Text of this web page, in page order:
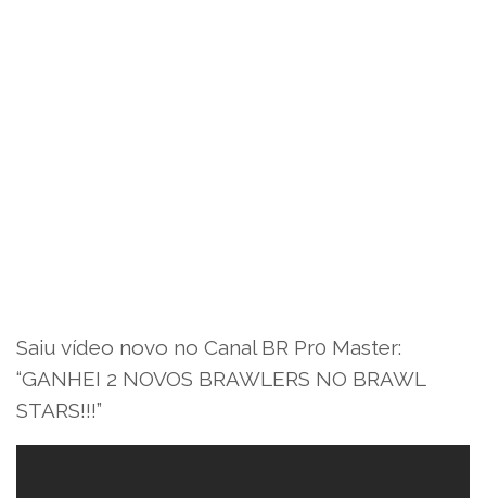
Saiu vídeo novo no Canal BR Pr0 Master:
“GANHEI 2 NOVOS BRAWLERS NO BRAWL
STARS!!!”